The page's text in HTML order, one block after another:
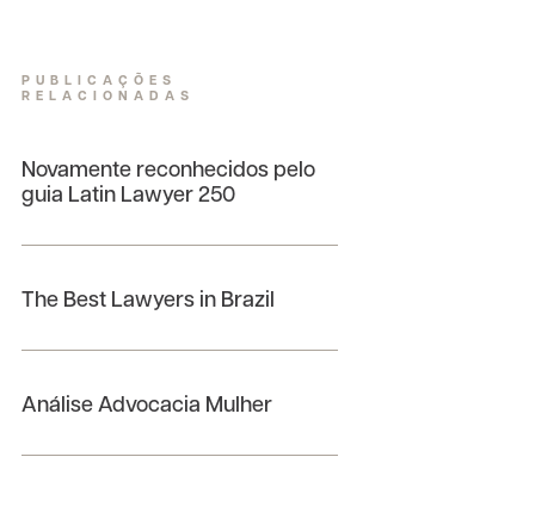
PUBLICAÇÕES
RELACIONADAS
Novamente reconhecidos pelo
guia Latin Lawyer 250
The Best Lawyers in Brazil
Análise Advocacia Mulher